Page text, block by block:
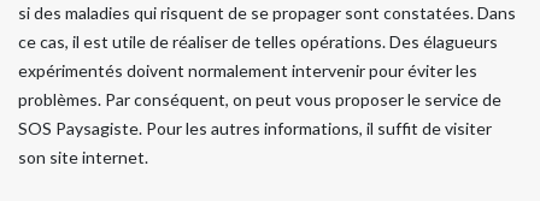
si des maladies qui risquent de se propager sont constatées. Dans
ce cas, il est utile de réaliser de telles opérations. Des élagueurs
expérimentés doivent normalement intervenir pour éviter les
problèmes. Par conséquent, on peut vous proposer le service de
SOS Paysagiste. Pour les autres informations, il suffit de visiter
son site internet.